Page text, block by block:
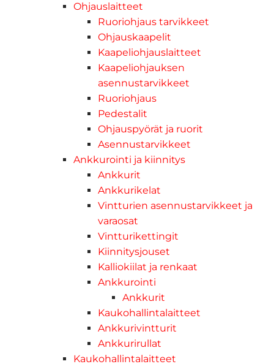
Ohjauslaitteet
Ruoriohjaus tarvikkeet
Ohjauskaapelit
Kaapeliohjauslaitteet
Kaapeliohjauksen
asennustarvikkeet
Ruoriohjaus
Pedestalit
Ohjauspyörät ja ruorit
Asennustarvikkeet
Ankkurointi ja kiinnitys
Ankkurit
Ankkurikelat
Vintturien asennustarvikkeet ja
varaosat
Vintturikettingit
Kiinnitysjouset
Kalliokiilat ja renkaat
Ankkurointi
Ankkurit
Kaukohallintalaitteet
Ankkurivintturit
Ankkurirullat
Kaukohallintalaitteet